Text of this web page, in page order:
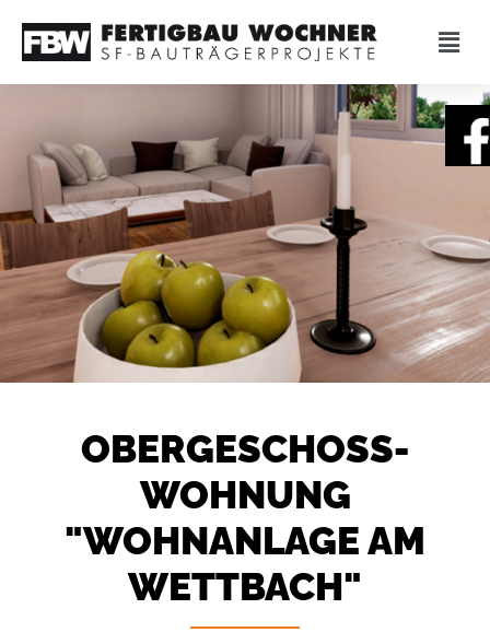
OBERGESCHOSS-
WOHNUNG
"WOHNANLAGE AM
WETTBACH"